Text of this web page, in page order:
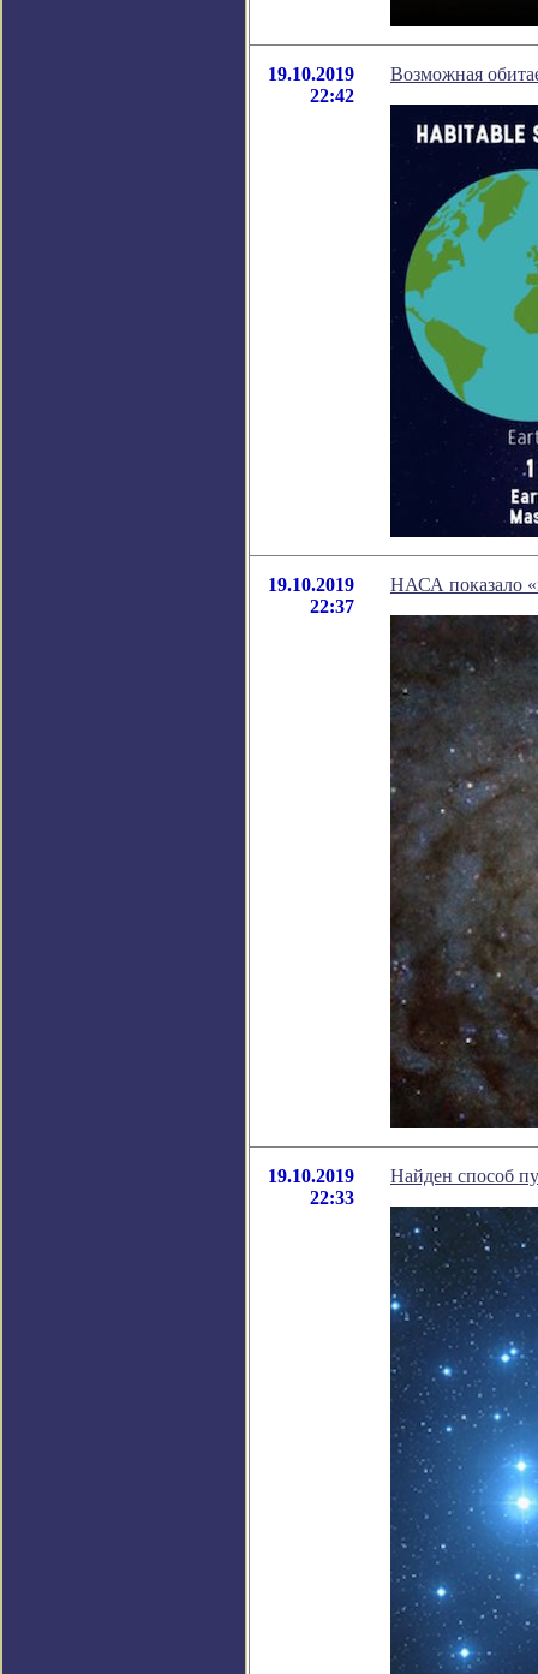
19.10.2019
22:42
Возможная
19.10.2019
22:37
НАСА показало
19.10.2019
22:33
Найден способ